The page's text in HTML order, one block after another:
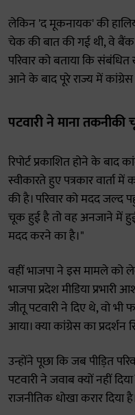
लेकिन 'द मूकनायक' की
चेक की बात की गई थी, वे बैंक
परिवार को बताया कि
आने के बाद पूरे राज्य में
पटवारी ने माना
रिपोर्ट प्रकाशित होने के बाद
स्वीकारते हुए पत्रकार वार्ता
की है। परिवार को मदद जल्द
चूक हुई है तो वह अनजाने में हुई।
मदद करने का है।"
वहीं भाजपा ने इस मामले को
भाजपा प्रदेश मीडिया
जीतू पटवारी ने दिए थे, वो
आया। क्या कांग्रेस का प्रदर्शन
उन्होंने पूछा कि जब पीड़ित
पटवारी ने जवाब क्यों नहीं
राजनीतिक धोखा करार दिया है।